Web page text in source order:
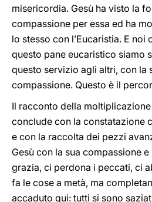
misericordia. Gesù ha visto la
compassione per essa ed ha
lo stesso con l’Eucaristia. E
questo pane eucaristico siamo
questo servizio agli altri, con la
compassione. Questo è il
Il racconto della
conclude con la constatazione
e con la raccolta dei pezzi
Gesù con la sua compassione
grazia, ci perdona i peccati, ci
fa le cose a metà, ma
accaduto qui: tutti si sono